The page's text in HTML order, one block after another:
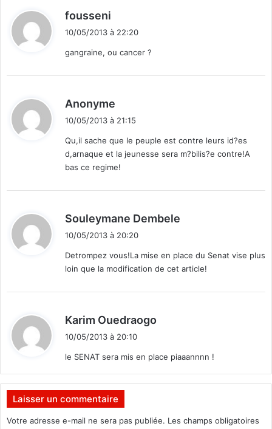
fousseni
i
10/05/2013 à 22:20
gangraine, ou cancer ?
Anonyme
:
10/05/2013 à 21:15
Qu,il sache que le peuple est contre leurs id?es
d,arnaque et la jeunesse sera m?bilis?e contre!A
bas ce regime!
Souleymane Dembele
:
10/05/2013 à 20:20
Detrompez vous!La mise en place du Senat vise plus
loin que la modification de cet article!
Karim Ouedraogo
:
10/05/2013 à 20:10
le SENAT sera mis en place piaaannnn !
Laisser un commentaire
Votre adresse e-mail ne sera pas publiée. Les champs obligatoires